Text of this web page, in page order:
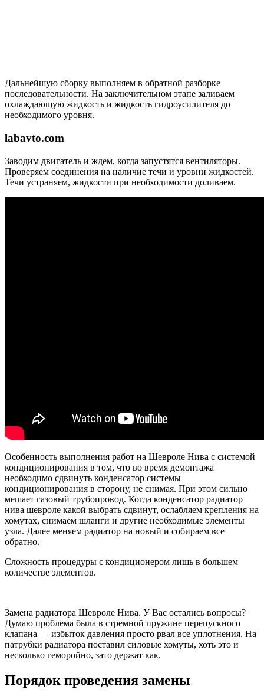
Дальнейшую сборку выполняем в обратной разборке
последовательности. На заключительном этапе заливаем
охлаждающую жидкость и жидкость гидроусилителя до
необходимого уровня.
labavto.com
Заводим двигатель и ждем, когда запустятся вентиляторы.
Проверяем соединения на наличие течи и уровни жидкостей.
Течи устраняем, жидкости при необходимости доливаем.
Особенность выполнения работ на Шевроле Нива с системой
кондиционирования в том, что во время демонтажа
необходимо сдвинуть конденсатор системы
кондиционирования в сторону, не снимая. При этом сильно
мешает газовый трубопровод. Когда конденсатор радиатор
нива шевроле какой выбрать сдвинут, ослабляем крепления на
хомутах, снимаем шланги и другие необходимые элементы
узла. Далее меняем радиатор на новый и собираем все
обратно.
Сложность процедуры с кондиционером лишь в большем
количестве элементов.
Замена радиатора Шевроле Нива. У Вас остались вопросы?
Думаю проблема была в стремной пружине перепускного
клапана — избыток давления просто рвал все уплотнения. На
патрубки радиатора поставил силовые хомуты, хоть это и
несколько геморойно, зато держат как.
Порядок проведения замены